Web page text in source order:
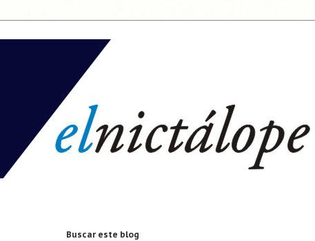
Buscar este blog